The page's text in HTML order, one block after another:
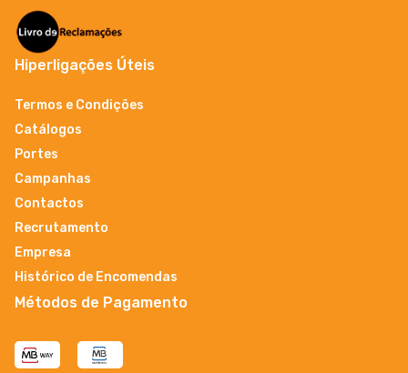
Hiperligações Úteis
Termos e Condições
Catálogos
Portes
Campanhas
Contactos
Recrutamento
Empresa
Histórico de Encomendas
Métodos de Pagamento